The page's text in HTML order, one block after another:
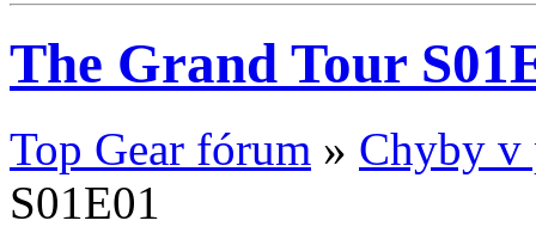
The Grand Tour
Top Gear fórum » Chyby v
S01E01